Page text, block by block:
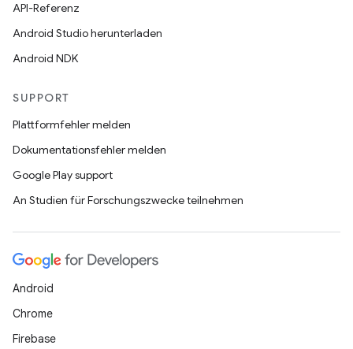
API-Referenz
Android Studio herunterladen
Android NDK
SUPPORT
Plattformfehler melden
Dokumentationsfehler melden
Google Play support
An Studien für Forschungszwecke teilnehmen
Android
Chrome
Firebase